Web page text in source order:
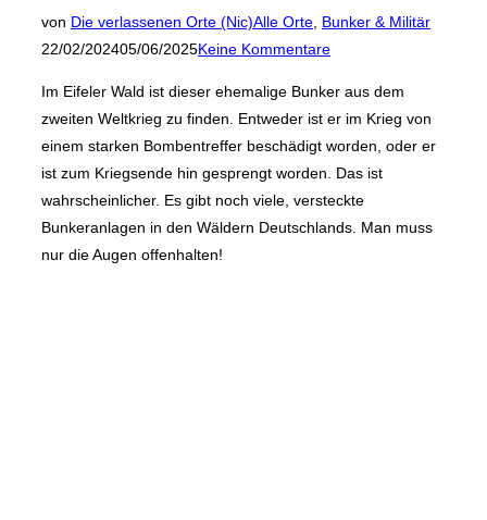
von Die verlassenen Orte (Nic)Alle Orte Bunker & Militär
22/02/202405/06/2025Keine Kommentare
Im Eifeler Wald ist dieser ehemalige Bunker aus dem
zweiten Weltkrieg zu finden. Entweder ist er im Krieg von
einem starken Bombentreffer beschädigt worden, oder er
ist zum Kriegsende hin gesprengt worden. Das ist
wahrscheinlicher. Es gibt noch viele, versteckte
Bunkeranlagen in den Wäldern Deutschlands. Man muss
nur die Augen offenhalten!